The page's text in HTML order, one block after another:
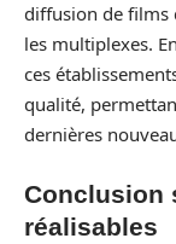
diffusion de films
les multiplexes.
ces
qualité,
dernières
Conclusion
réalisables